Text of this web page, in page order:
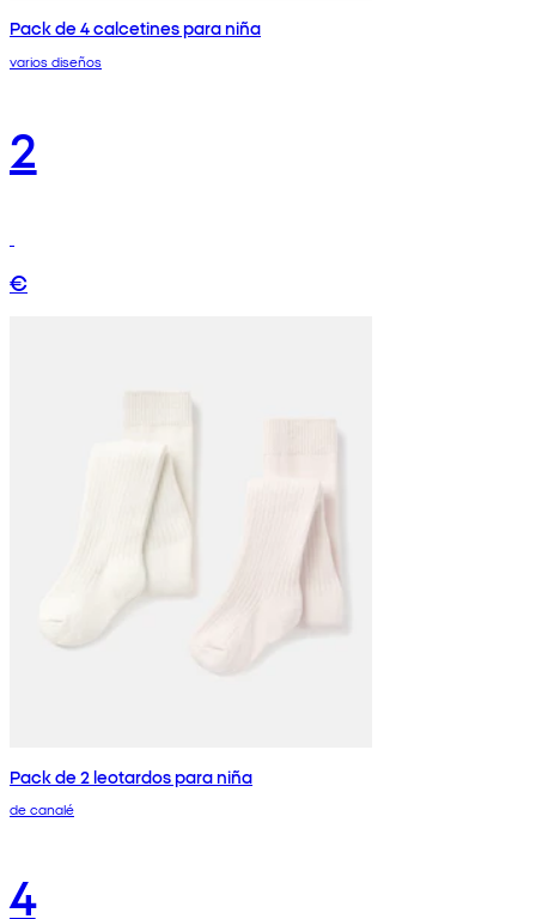
Pack de 4 calcetines para niña
varios diseños
2
€
Pack de 2 leotardos para niña
de canalé
4